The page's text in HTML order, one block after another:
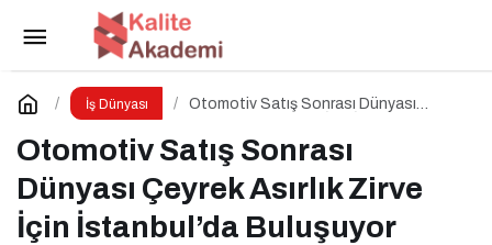
İş Dünyası
Otomotiv Satış Sonrası Dünyası
Buluşuyor
Otomotiv Satış Sonrası
Dünyası Çeyrek Asırlık Zirve
İçin İstanbul’da Buluşuyor
Hırdavat Sektörünün En Büyük Buluşması İçin
İstanbul Hazır!
Yorum Yap